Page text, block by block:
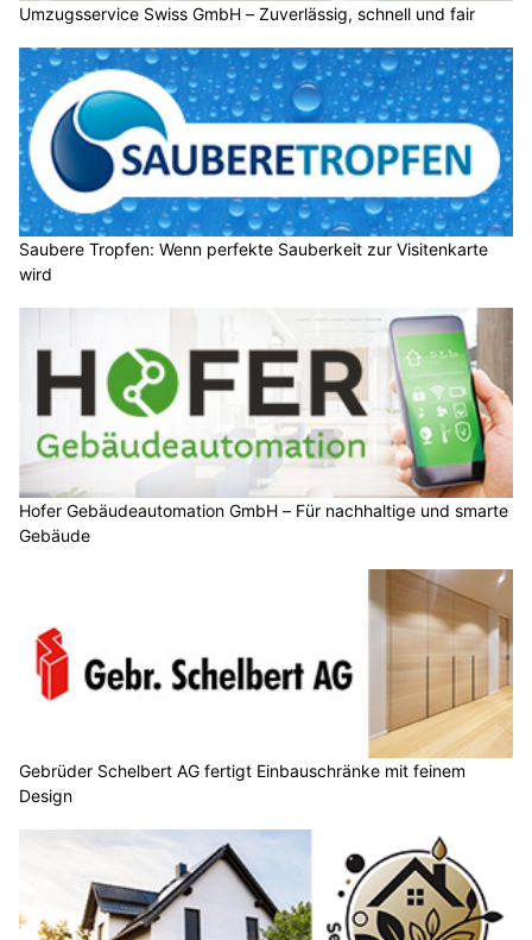
Umzugsservice Swiss GmbH – Zuverlässig, schnell und fair
Saubere Tropfen: Wenn perfekte Sauberkeit zur Visitenkarte
wird
Hofer Gebäudeautomation GmbH – Für nachhaltige und smarte
Gebäude
Gebrüder Schelbert AG fertigt Einbauschränke mit feinem
Design